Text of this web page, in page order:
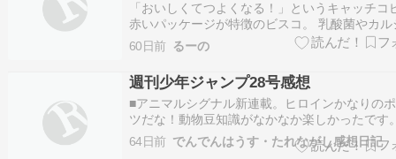
「おいしくてつよくなる！」というキャッチコ
赤いパッケージが特徴のビスコ。 乳酸菌やカル
ム、ビタミンといった子供の成長に欠かせない
が含まれていることから、子供向けのお菓子の
ジがありますが、ビスコは何歳から食べられる
ょうか？ 調べたところ、ビスコが食べられ…
60日前 るーの
週刊少年ジャンプ28号感想
■アニマルシグナル新連載。ヒロインかなりの
ツだな！動物豆知識がなかなか楽しかったです
は「姫様“拷問”の時間です」の人なのか。■さむ
るつおめでとう自慢の弟子！「罪を憎んで人に
64日前 でんでんはうす・たれながし感想日記